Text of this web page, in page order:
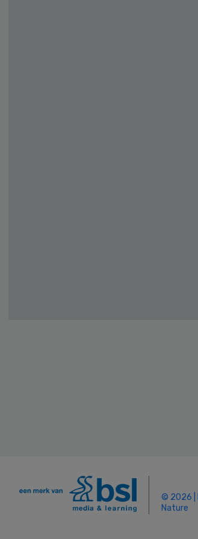
© 2026 |
Nature